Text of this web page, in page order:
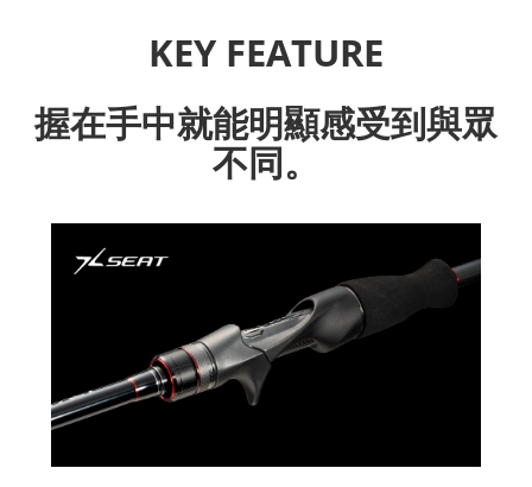
KEY FEATURE
握在手中就能明顯感受到與眾
不同。